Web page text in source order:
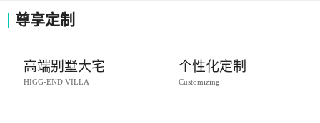
尊享定制
高端别墅大宅
HIGG-END VILLA
个性化定制
Customizing